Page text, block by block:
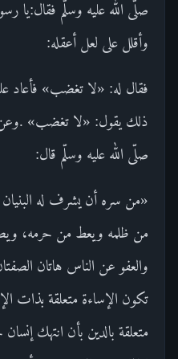
صلّى الله عليه وسلّم فقال:يا
وأقلل على لعل أعقله:
فقال له: «لا تغضب» فأعاد
ذلك يقول: «لا تغضب»
صلّى الله عليه وسلّم قال:
«من سره أن يشرف له
من ظلمه ويعط من حرمه،
والعفو عن الناس هاتان
تكون الإساءة متعلقة بذات
متعلقة بالدين بأن انتهك